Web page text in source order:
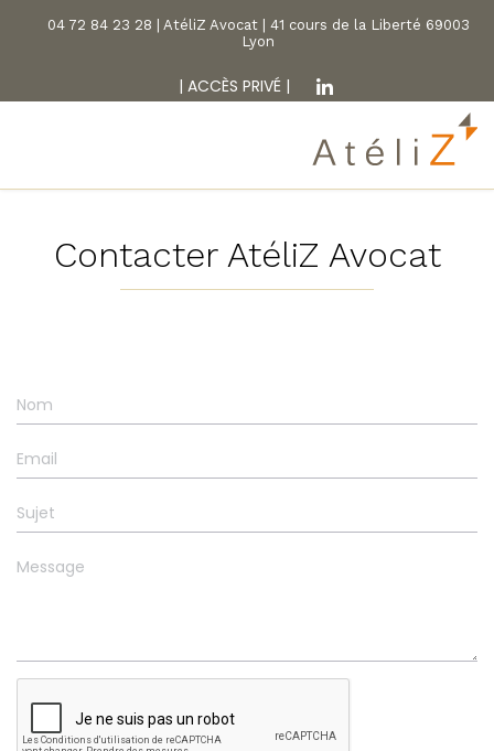
04 72 84 23 28 | AtéliZ Avocat | 41 cours de la Liberté 69003
Lyon
| ACCÈS PRIVÉ |
Contacter AtéliZ Avocat